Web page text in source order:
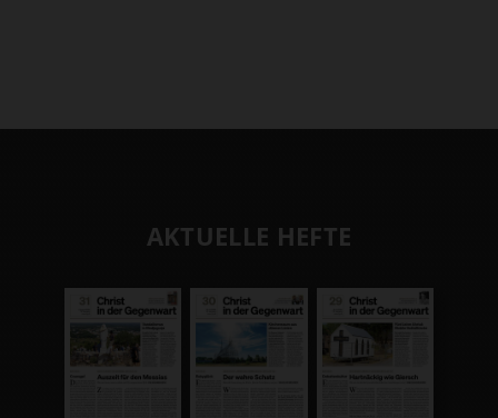
AKTUELLE HEFTE